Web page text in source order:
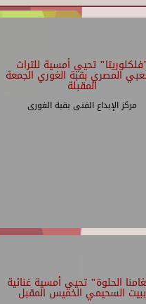
تحيي أمسية للتراث
المصري بقبة الغوري الجمعة
المقبلة
مركز الإبداع الفنى بقبة الغورى
الحلوة" تحيي أمسية غنائية
ببيت السحيمي الخميس المقبل